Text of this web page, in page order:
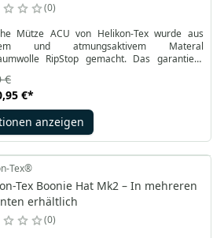
0
Mütze ACU von Helikon-Tex wurde aus
und atmungsaktivem Materal
RipStop gemacht. Das garantiert,
schnell und dank dessen kann bei allen
verwendet werden.
€*
€
anzeigen
Tex®
Tex Boonie Hat Mk2 – In mehreren
erhältlich
0